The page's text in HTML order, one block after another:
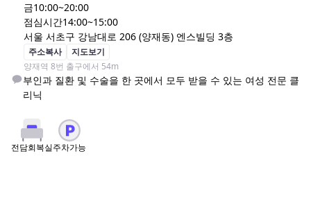
금10:00~20:00
점심시간14:00~15:00
서울 서초구 강남대로 206 (양재동) 엔스빌딩 3층
주소복사
지도보기
양재역 8번 출구에서 54m
부인과 질환 및 수술을 한 곳에서 모두 받을 수 있는 여성 전문 클
리닉
전담회복실주차가능